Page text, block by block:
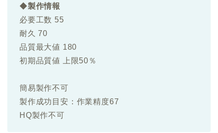
◆製作情報
必要工数 55
耐久 70
品質最大値 180
初期品質値 上限50％
簡易製作不可
製作成功目安：作業精度67
HQ製作不可